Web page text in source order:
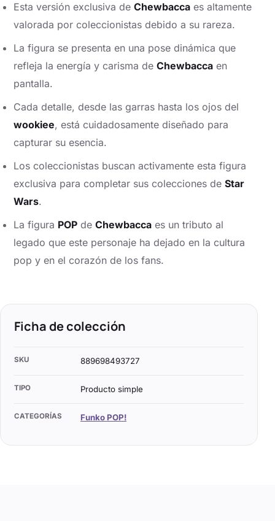
Esta versión exclusiva de Chewbacca es altamente
valorada por coleccionistas debido a su rareza.
La figura se presenta en una pose dinámica que
refleja la energía y carisma de Chewbacca en
pantalla.
Cada detalle, desde las garras hasta los ojos del
wookiee, está cuidadosamente diseñado para
capturar su esencia.
Los coleccionistas buscan activamente esta figura
exclusiva para completar sus colecciones de Star
Wars.
La figura POP de Chewbacca es un tributo al
legado que este personaje ha dejado en la cultura
pop y en el corazón de los fans.
Ficha de colección
SKU 889698493727
TIPO Producto simple
CATEGORÍAS Funko POP!